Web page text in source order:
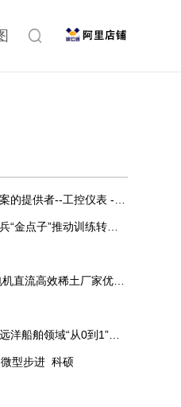
武警重庆总队执勤第一支队运用官兵“金点子”推动训练转变发展方式与经济转型
2026永磁电机厂家推荐风机永磁电机直流高效稀土厂家优选指南！
国产大功率永磁轴带发电机实现在远洋船舶领域“从0到1”的突破
型步进_科硕